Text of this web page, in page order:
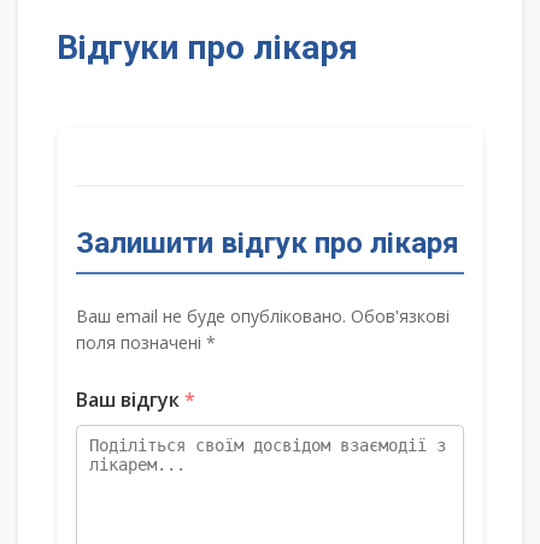
Відгуки про лікаря
Залишити відгук про лікаря
Ваш email не буде опубліковано. Обов'язкові
поля позначені *
Ваш відгук*